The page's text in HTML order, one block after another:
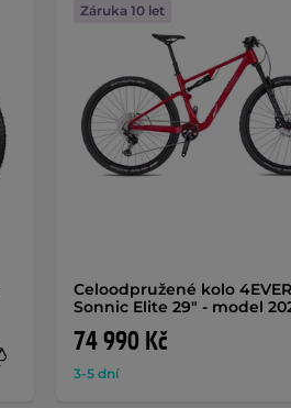
Celoodpružené kolo 4EVER
Sonnic Elite 29" - model
74 990 Kč
3-5 dní
Záruka 10 let